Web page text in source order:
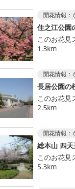
開花情報：
住之江公園
このお花見
1.3km
開花情報：
長居公園の
このお花見
2.5km
開花情報：
総本山 四
このお花見
5.3km